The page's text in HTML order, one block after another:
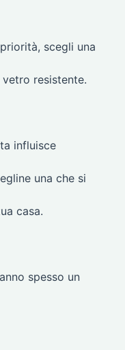
scegli una
resistente.
influisce
una che si
casa.
spesso un